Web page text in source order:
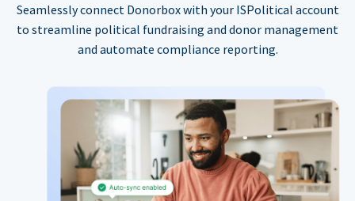
Seamlessly connect Donorbox with your ISPolitical account
to streamline political fundraising and donor management
and automate compliance reporting.